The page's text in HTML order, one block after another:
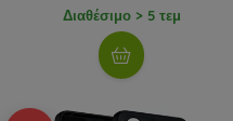
Διαθέσιμο > 5 τεμ